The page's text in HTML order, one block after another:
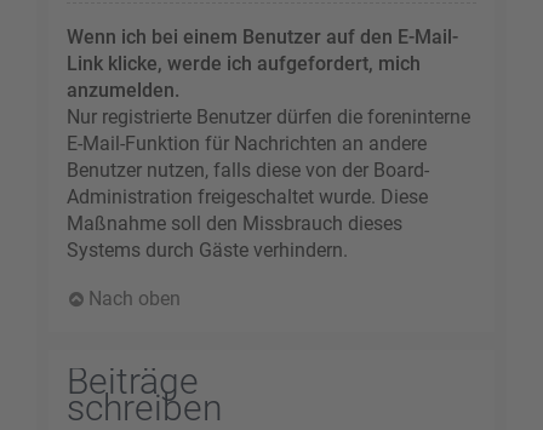
Wenn ich bei einem Benutzer auf den E-Mail-
Link klicke, werde ich aufgefordert, mich
anzumelden.
Nur registrierte Benutzer dürfen die foreninterne
E-Mail-Funktion für Nachrichten an andere
Benutzer nutzen, falls diese von der Board-
Administration freigeschaltet wurde. Diese
Maßnahme soll den Missbrauch dieses
Systems durch Gäste verhindern.
Nach oben
Beiträge
schreiben